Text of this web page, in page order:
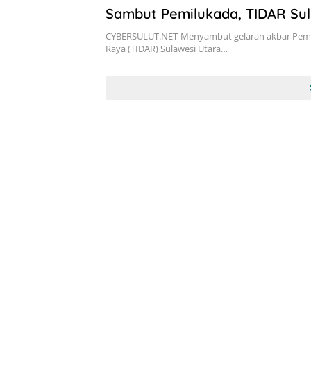
Sambut Pemilukada, TIDAR
CYBERSULUT.NET-Menyambut gelaran akbar
Raya (TIDAR) Sulawesi Utara…